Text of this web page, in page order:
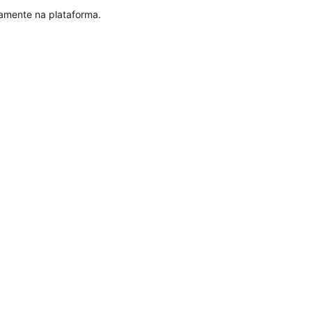
na plataforma.